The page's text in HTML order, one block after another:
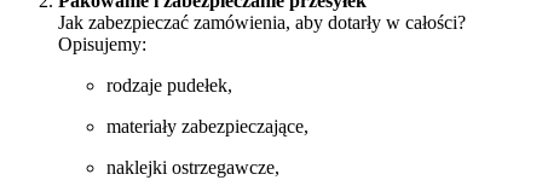
Jak zabezpieczać zamówienia, aby dotarły w całości?
Opisujemy:
rodzaje pudełek,
materiały zabezpieczające,
naklejki ostrzegawcze,